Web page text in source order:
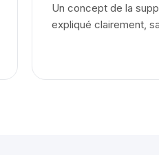
Un concept de la
expliqué clairement,